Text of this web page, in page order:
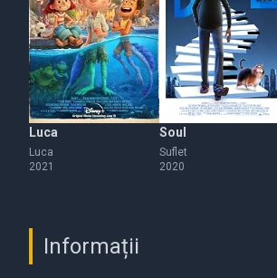
Luca
Luca
2021
Soul
Suflet
2020
Informații